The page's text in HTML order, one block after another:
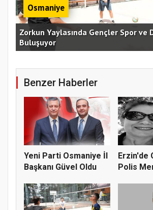
Osmaniye
Zorkun Yaylasında Gençler Spor ve
Buluşuyor
Benzer Haberler
Yeni Parti Osmaniye İl
Başkanı Güvel Oldu
Erzin'de
Polis